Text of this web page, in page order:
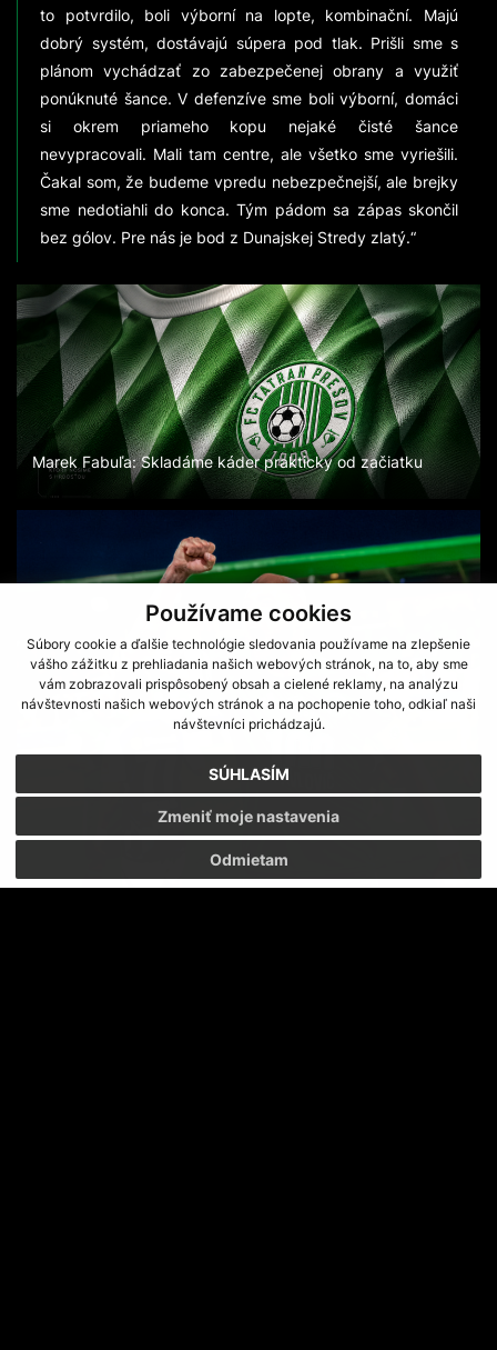
Používame cookies
Súbory cookie a ďalšie technológie sledovania používame na zlepšenie
vášho zážitku z prehliadania našich webových stránok, na to, aby sme
vám zobrazovali prispôsobený obsah a cielené reklamy, na analýzu
návštevnosti našich webových stránok a na pochopenie toho, odkiaľ naši
návštevníci prichádzajú.
SÚHLASÍM
Odmietam
Zmeniť moje nastavenia
to potvrdilo, boli výborní na lopte, kombinační. Majú
dobrý systém, dostávajú súpera pod tlak. Prišli sme s
plánom vychádzať zo zabezpečenej obrany a využiť
ponúknuté šance. V defenzíve sme boli výborní, domáci
si okrem priameho kopu nejaké čisté šance
nevypracovali. Mali tam centre, ale všetko sme vyriešili.
Čakal som, že budeme vpredu nebezpečnejší, ale brejky
sme nedotiahli do konca. Tým pádom sa zápas skončil
bez gólov. Pre nás je bod z Dunajskej Stredy zlatý.“
Marek Fabuľa: Skladáme káder prakticky od začiatku